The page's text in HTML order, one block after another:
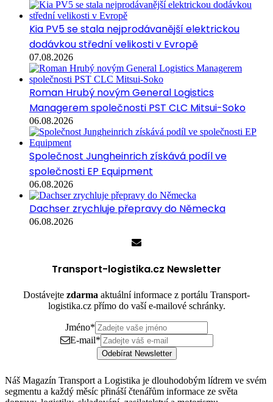
Kia PV5 se stala nejprodávanější elektrickou
dodávkou střední velikosti v Evropě
07.08.2026
Roman Hrubý novým General Logistics
Managerem společnosti PST CLC Mitsui-Soko
06.08.2026
Společnost Jungheinrich získává podíl ve
společnosti EP Equipment
06.08.2026
Dachser zrychluje přepravy do Německa
06.08.2026
Transport-logistika.cz Newsletter
Dostávejte zdarma aktuální informace z portálu Transport-
logistika.cz přímo do vaší e-mailové schránky.
Jméno*
E-mail*
Odebírat Newsletter
Náš Magazín Transport a Logistika je dlouhodobým lídrem ve svém
segmentu a každý měsíc přináší čtenářům informace ze světa